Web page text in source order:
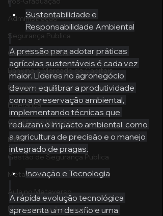
Administração
Segurança Publica
Gestão Comercial
Banking e Mercado de Capitais
Pecuária de Corte
Liderança
Gestão de Pessoas
MBA
Gestão de Segurança Publica
Metaverso
Aula no Metaverso
Marketing no Agronegócio
Sustentabilidade e
Responsabilidade Ambiental
A pressão para adotar práticas
agrícolas sustentáveis é cada vez
maior. Líderes no agronegócio
devem equilibrar a produtividade
com a preservação ambiental,
implementando técnicas que
reduzam o impacto ambiental, como
a agricultura de precisão e o manejo
integrado de pragas.
Inovação e Tecnologia
A rápida evolução tecnológica
apresenta um desafio e uma